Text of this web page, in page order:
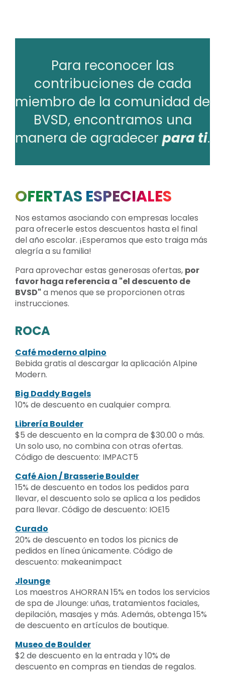
Para reconocer las
contribuciones de cada
miembro de la comunidad de
BVSD, encontramos una
manera de agradecer para ti.
OFERTAS ESPECIALES
Nos estamos asociando con empresas locales
para ofrecerle estos descuentos hasta el final
del año escolar. ¡Esperamos que esto traiga más
alegría a su familia!
Para aprovechar estas generosas ofertas, por
favor haga referencia a "el descuento de
BVSD" a menos que se proporcionen otras
instrucciones.
ROCA
Café moderno alpino
Bebida gratis al descargar la aplicación Alpine
Modern.
Big Daddy Bagels
10% de descuento en cualquier compra.
Librería Boulder
$5 de descuento en la compra de $30.00 o más.
Un solo uso, no combina con otras ofertas.
Código de descuento: IMPACT5
Café Aion / Brasserie Boulder
15% de descuento en todos los pedidos para
llevar, el descuento solo se aplica a los pedidos
para llevar. Código de descuento: IOE15
Curado
20% de descuento en todos los picnics de
pedidos en línea únicamente. Código de
descuento: makeanimpact
Jlounge
Los maestros AHORRAN 15% en todos los servicios
de spa de Jlounge: uñas, tratamientos faciales,
depilación, masajes y más. Además, obtenga 15%
de descuento en artículos de boutique.
Museo de Boulder
$2 de descuento en la entrada y 10% de
descuento en compras en tiendas de regalos.